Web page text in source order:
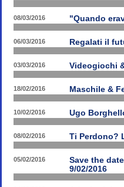
08/03/2016 "Quando
06/03/2016 Regalati il
03/03/2016 Videogiochi
18/02/2016 Maschile &
10/02/2016 Ugo
08/02/2016 Ti Perdono?
05/02/2016
Save the
9/02/2016